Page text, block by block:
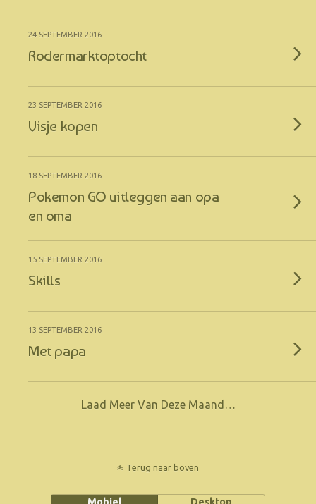
24 SEPTEMBER 2016
Rodermarktoptocht
23 SEPTEMBER 2016
Visje kopen
18 SEPTEMBER 2016
Pokemon GO uitleggen aan opa
en oma
15 SEPTEMBER 2016
Skills
13 SEPTEMBER 2016
Met papa
Laad Meer Van Deze Maand…
Terug naar boven